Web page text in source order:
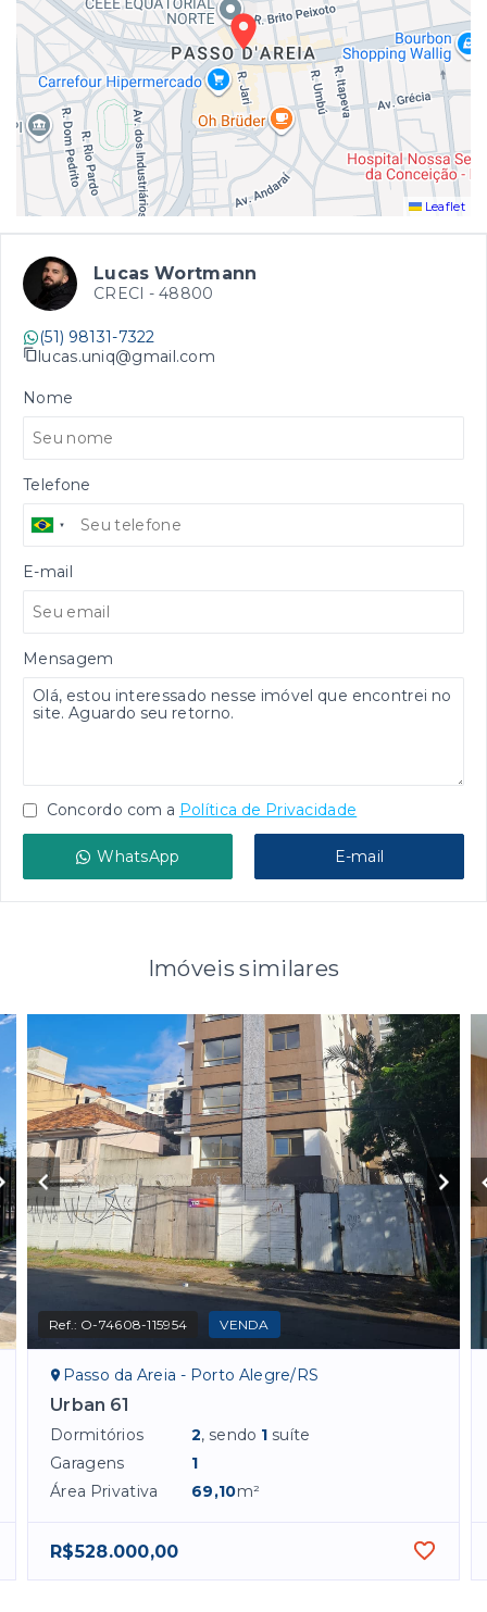
Leaflet
Lucas Wortmann
CRECI - 48800
(51) 98131-7322
lucas.uniq@gmail.com
Nome
Telefone
E-mail
Mensagem
Concordo com a Política de Privacidade
WhatsApp E-mail
Imóveis similares
Ref.: O-74608-115954 VENDA
Passo da Areia - Porto Alegre/RS
Urban 61
Dormitórios 2, sendo 1 suíte
Garagens
1
Área Privativa
69,10m²
R$528.000,00